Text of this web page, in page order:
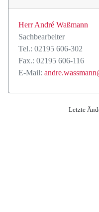
Herr André Waßmann
Sachbearbeiter
Tel.: 02195 606-302
Fax.: 02195 606-116
E-Mail:
Letzte